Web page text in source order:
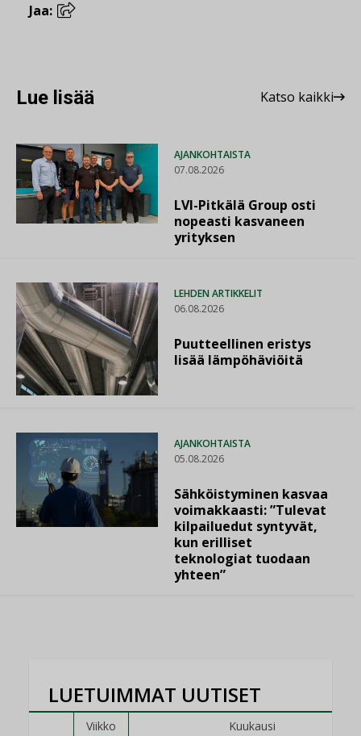
Jaa:
Lue lisää Katso kaikki
AJANKOHTAISTA
07.08.2026
LVI-Pitkälä Group osti
nopeasti kasvaneen
yrityksen
LEHDEN ARTIKKELIT
06.08.2026
Puutteellinen eristys
lisää lämpöhäviöitä
AJANKOHTAISTA
05.08.2026
Sähköistyminen kasvaa
voimakkaasti: ”Tulevat
kilpailuedut syntyvät,
kun erilliset
teknologiat tuodaan
yhteen”
LUETUIMMAT UUTISET
Viikko Kuukausi